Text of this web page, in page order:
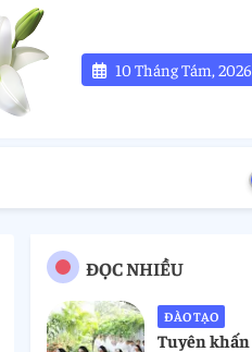
10 Tháng Tám, 2026
ĐỌC NHIỀU
ĐÀO TẠO
Tuyên khấn